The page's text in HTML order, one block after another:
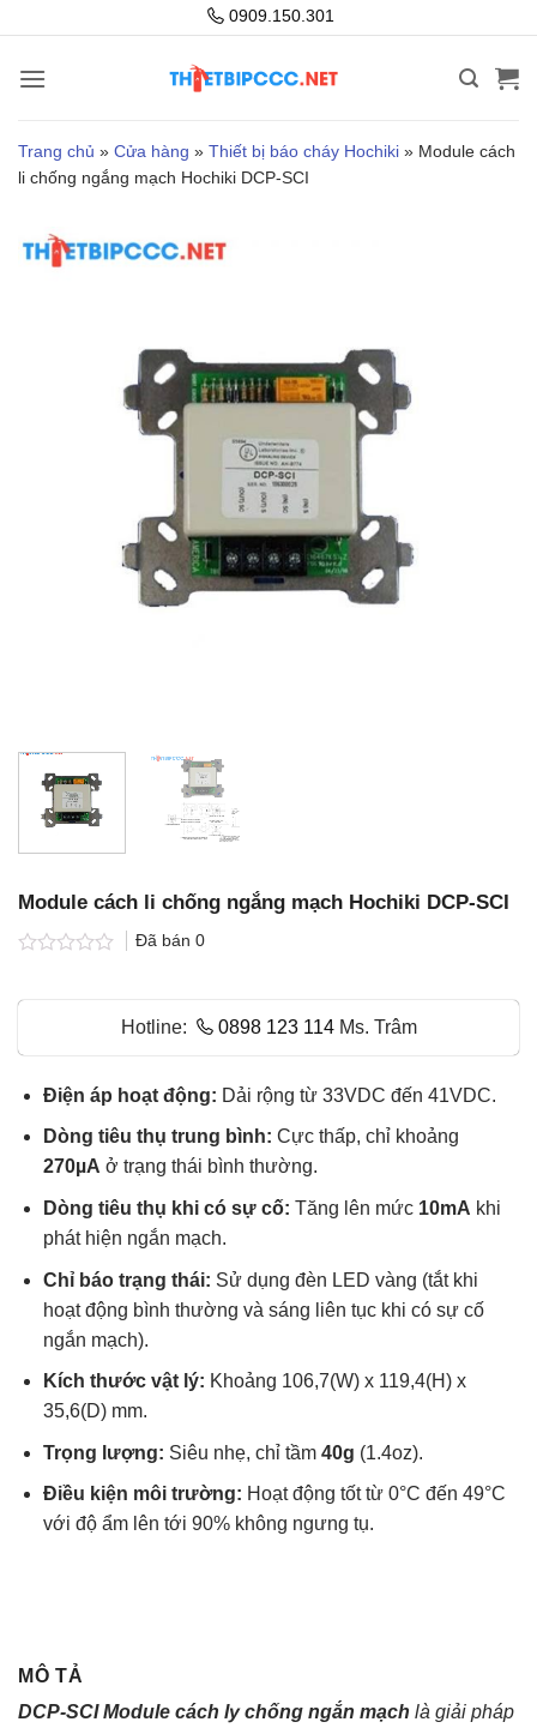
nội
0909.150.301
Trang chủ » Cửa hàng » Thiết bị báo cháy Hochiki » Module cách
li chống ngắng mạch Hochiki DCP-SCI
Module cách li chống ngắng mạch Hochiki DCP-SCI
hạng
5
Đã bán 0
Hotline: 0898 123 114Ms. Trâm
Điện áp hoạt động: Dải rộng từ 33VDC đến 41VDC.
Dòng tiêu thụ trung bình: Cực thấp, chỉ khoảng
270µA ở trạng thái bình thường.
Dòng tiêu thụ khi có sự cố: Tăng lên mức 10mA khi
phát hiện ngắn mạch.
Chỉ báo trạng thái: Sử dụng đèn LED vàng (tắt khi
hoạt động bình thường và sáng liên tục khi có sự cố
ngắn mạch).
Kích thước vật lý: Khoảng 106,7(W) x 119,4(H) x
35,6(D) mm.
Trọng lượng: Siêu nhẹ, chỉ tầm 40g (1.4oz).
Điều kiện môi trường: Hoạt động tốt từ 0°C đến 49°C
với độ ẩm lên tới 90% không ngưng tụ.
MÔ TẢ
DCP-SCI Module cách ly chống ngắn mạch là giải pháp